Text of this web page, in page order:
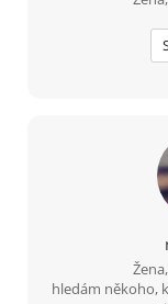
hledám někoho,